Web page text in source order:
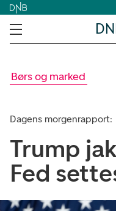
Børs og marked
Dagens morgenrapport:
Trump
Fed